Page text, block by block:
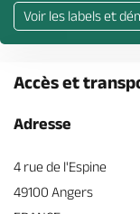
Voir les labels et
Accès et
Adresse
4 rue de l'Espine
49100 Angers